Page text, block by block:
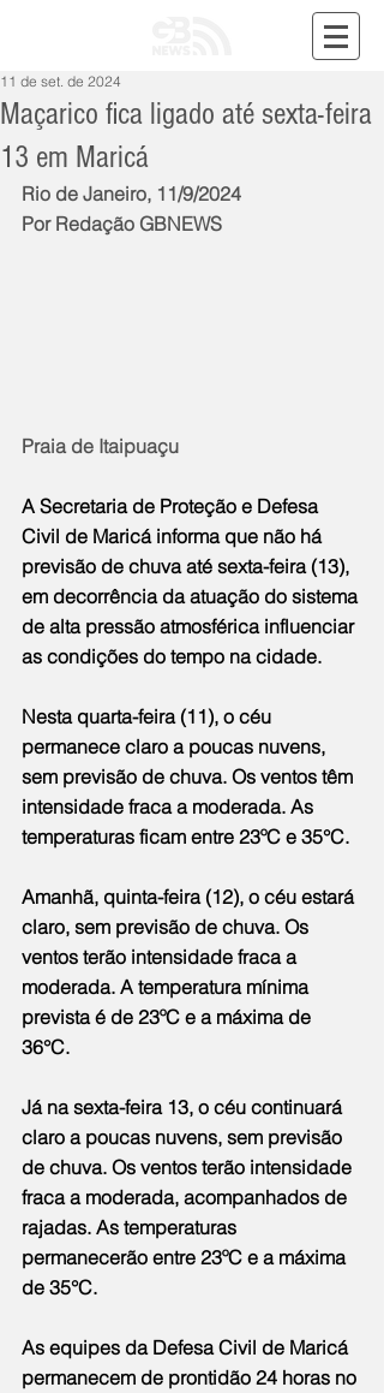
Maçarico fica ligado até sexta-feira
13 em Maricá
11 de set. de 2024
Rio de Janeiro, 11/9/2024
Por Redação GBNEWS
Praia de Itaipuaçu
A Secretaria de Proteção e Defesa
Civil de Maricá informa que não há
previsão de chuva até sexta-feira (13),
em decorrência da atuação do sistema
de alta pressão atmosférica influenciar
as condições do tempo na cidade.
Nesta quarta-feira (11), o céu
permanece claro a poucas nuvens,
sem previsão de chuva. Os ventos têm
intensidade fraca a moderada. As
temperaturas ficam entre 23ºC e 35°C.
Amanhã, quinta-feira (12), o céu estará
claro, sem previsão de chuva. Os
ventos terão intensidade fraca a
moderada. A temperatura mínima
prevista é de 23ºC e a máxima de
36°C.
Já na sexta-feira 13, o céu continuará
claro a poucas nuvens, sem previsão
de chuva. Os ventos terão intensidade
fraca a moderada, acompanhados de
rajadas. As temperaturas
permanecerão entre 23ºC e a máxima
de 35°C.
As equipes da Defesa Civil de Maricá
permanecem de prontidão 24 horas no